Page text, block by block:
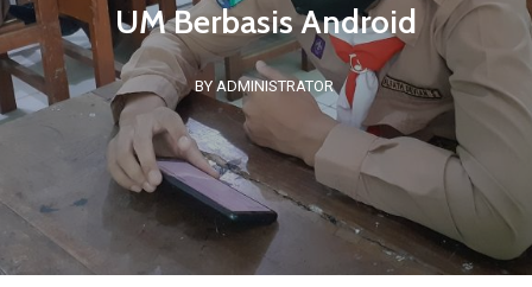
UM Berbasis Android
BY ADMINISTRATOR